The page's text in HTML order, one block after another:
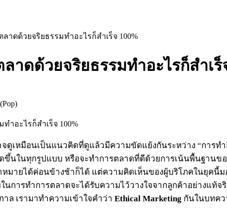
ลาดด้วยจริยธรรมทำอะไรก็สำเร็จ 100%
าดด้วยจริยธรรมทำอะไรก็สำเร็
ดูเหมือนเป็นแนวคิดที่ดูแล้วมีความขัดแย้งกันระหว่าง “การท
ขึ้นในทุกรูปแบบ หรือจะทำการตลาดที่ดีด้วยการเน้นพื้นฐานข
หมายได้ค่อนข้างช้าก็ได้ แต่ความคิดเห็นของผู้บริโภคในยุคนี้
การทำการตลาดจะได้รับความไว้วางใจจากลูกค้าอย่างแท้
ล เรามาทำความเข้าใจคำว่า Ethical Marketing กันในบทค